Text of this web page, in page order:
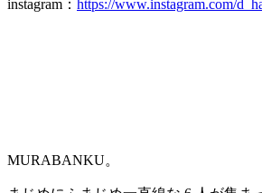
instagram ： https://www.instagram.com/
MURABANKU。